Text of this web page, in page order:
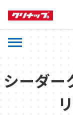
シーダ